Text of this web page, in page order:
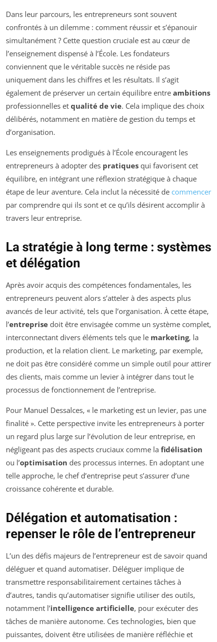
Dans leur parcours, les entrepreneurs sont souvent
confrontés à un dilemme : comment réussir et s’épanouir
simultanément ? Cette question cruciale est au cœur de
l’enseignement dispensé à l’École. Les fondateurs
conviennent que le véritable succès ne réside pas
uniquement dans les chiffres et les résultats. Il s’agit
également de préserver un certain équilibre entre ambitions
professionnelles et qualité de vie. Cela implique des choix
délibérés, notamment en matière de gestion du temps et
d’organisation.
Les enseignements prodigués à l’École encouragent les
entrepreneurs à adopter des pratiques qui favorisent cet
équilibre, en intégrant une réflexion stratégique à chaque
étape de leur aventure. Cela inclut la nécessité de commencer
par comprendre qui ils sont et ce qu’ils désirent accomplir à
travers leur entreprise.
La stratégie à long terme : systèmes
et délégation
Après avoir acquis des compétences fondamentales, les
entrepreneurs peuvent alors s’atteler à des aspects plus
avancés de leur activité, tels que l’organisation. À cette étape,
l’entreprise doit être envisagée comme un système complet,
interconnectant divers éléments tels que le marketing, la
production, et la relation client. Le marketing, par exemple,
ne doit pas être considéré comme un simple outil pour attirer
des clients, mais comme un levier à intégrer dans tout le
processus de fonctionnement de l’entreprise.
Pour Manuel Dessalces, « le marketing est un levier, pas une
finalité ». Cette perspective invite les entrepreneurs à porter
un regard plus large sur l’évolution de leur entreprise, en
négligeant pas des aspects cruciaux comme la fidélisation
ou l’optimisation des processus internes. En adoptant une
telle approche, le chef d’entreprise peut s’assurer d’une
croissance cohérente et durable.
Délégation et automatisation :
repenser le rôle de l’entrepreneur
L’un des défis majeurs de l’entrepreneur est de savoir quand
déléguer et quand automatiser. Déléguer implique de
transmettre responsabilitairement certaines tâches à
d’autres, tandis qu’automatiser signifie utiliser des outils,
notamment l’intelligence artificielle, pour exécuter des
tâches de manière autonome. Ces technologies, bien que
puissantes, doivent être utilisées de manière réfléchie et